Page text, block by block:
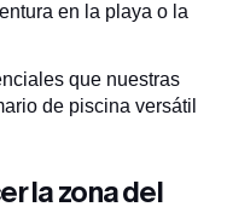
en la playa o la
que nuestras
de piscina versátil
la zona del